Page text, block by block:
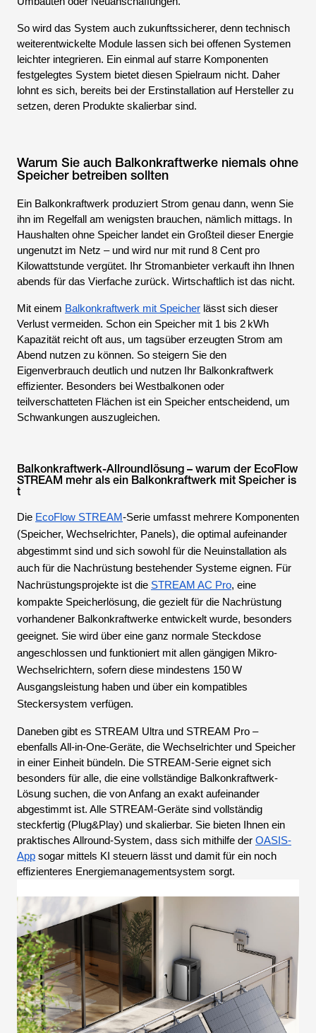
So wird das System auch zukunftssicherer, denn technisch
weiterentwickelte Module lassen sich bei offenen Systemen
leichter integrieren. Ein einmal auf starre Komponenten
festgelegtes System bietet diesen Spielraum nicht. Daher
lohnt es sich, bereits bei der Erstinstallation auf Hersteller zu
setzen, deren Produkte skalierbar sind.
Warum Sie auch Balkonkraftwerke niemals ohne
Speicher betreiben sollten
Ein Balkonkraftwerk produziert Strom genau dann, wenn Sie
ihn im Regelfall am wenigsten brauchen, nämlich mittags. In
Haushalten ohne Speicher landet ein Großteil dieser Energie
ungenutzt im Netz – und wird nur mit rund 8 Cent pro
Kilowattstunde vergütet. Ihr Stromanbieter verkauft ihn Ihnen
abends für das Vierfache zurück. Wirtschaftlich ist das nicht.
Mit einem Balkonkraftwerk mit Speicher lässt sich dieser
Verlust vermeiden. Schon ein Speicher mit 1 bis 2 kWh
Kapazität reicht oft aus, um tagsüber erzeugten Strom am
Abend nutzen zu können. So steigern Sie den
Eigenverbrauch deutlich und nutzen Ihr Balkonkraftwerk
effizienter. Besonders bei Westbalkonen oder
teilverschatteten Flächen ist ein Speicher entscheidend, um
Schwankungen auszugleichen.
Balkonkraftwerk-Allroundlösung – warum der EcoFlow
STREAM mehr als ein Balkonkraftwerk mit Speicher is
t
Die EcoFlow STREAM-Serie umfasst mehrere Komponenten
(Speicher, Wechselrichter, Panels), die optimal aufeinander
abgestimmt sind und sich sowohl für die Neuinstallation als
auch für die Nachrüstung bestehender Systeme eignen. Für
Nachrüstungsprojekte ist die STREAM AC Pro, eine
kompakte Speicherlösung, die gezielt für die Nachrüstung
vorhandener Balkonkraftwerke entwickelt wurde, besonders
geeignet. Sie wird über eine ganz normale Steckdose
angeschlossen und funktioniert mit allen gängigen Mikro-
Wechselrichtern, sofern diese mindestens 150 W
Ausgangsleistung haben und über ein kompatibles
Steckersystem verfügen.
Daneben gibt es STREAM Ultra und STREAM Pro –
ebenfalls All-in-One-Geräte, die Wechselrichter und Speicher
in einer Einheit bündeln. Die STREAM-Serie eignet sich
besonders für alle, die eine vollständige Balkonkraftwerk-
Lösung suchen, die von Anfang an exakt aufeinander
abgestimmt ist. Alle STREAM-Geräte sind vollständig
steckfertig (Plug&Play) und skalierbar. Sie bieten Ihnen ein
praktisches Allround-System, dass sich mithilfe der OASIS-
App sogar mittels KI steuern lässt und damit für ein noch
effizienteres Energiemanagementsystem sorgt.